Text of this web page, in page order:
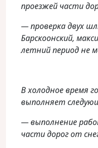
проезжей части
— проверка двух
Барскоонский,
летний период не
В холодное время
выполняет
— выполнение
части дорог от